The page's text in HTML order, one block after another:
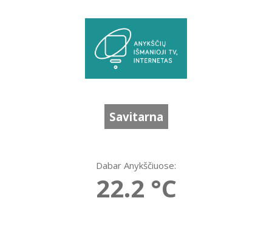
Savitarna
Dabar Anykščiuose:
22.2 °C